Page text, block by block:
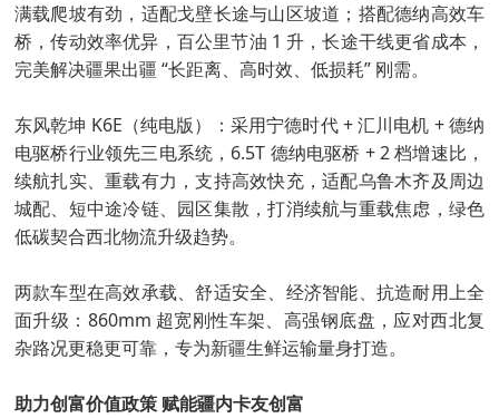
满载爬坡有劲，适配戈壁长途与山区坡道；搭配德纳高效车
桥，传动效率优异，百公里节油 1 升，长途干线更省成本，
完美解决疆果出疆 “长距离、高时效、低损耗” 刚需。
东风乾坤 K6E（纯电版）：采用宁德时代 + 汇川电机 + 德纳
电驱桥行业领先三电系统，6.5T 德纳电驱桥 + 2 档增速比，
续航扎实、重载有力，支持高效快充，适配乌鲁木齐及周边
城配、短中途冷链、园区集散，打消续航与重载焦虑，绿色
低碳契合西北物流升级趋势。
两款车型在高效承载、舒适安全、经济智能、抗造耐用上全
面升级：860mm 超宽刚性车架、高强钢底盘，应对西北复
杂路况更稳更可靠，专为新疆生鲜运输量身打造。
助力创富价值政策 赋能疆内卡友创富